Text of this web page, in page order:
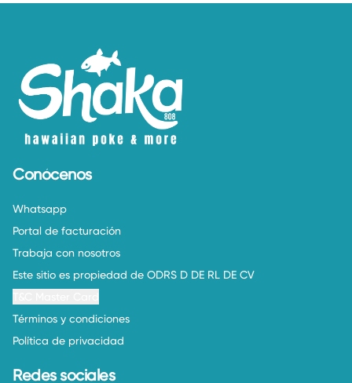
Conócenos
Whatsapp
Portal de facturación
Trabaja con nosotros
Este sitio es propiedad de ODRS D DE RL DE CV
Términos y condiciones
Política de privacidad
Redes sociales